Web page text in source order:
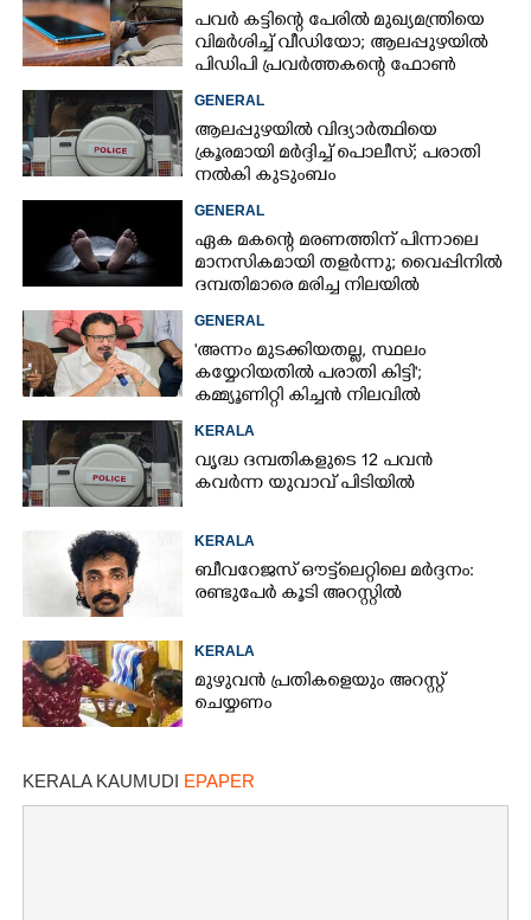
പവർ കട്ടിന്റെ പേരിൽ മുഖ്യമന്ത്രിയെ
വിമർശിച്ച് വീഡിയോ; ആലപ്പുഴയിൽ
പിഡിപി പ്രവർത്തകന്റെ ഫോൺ
പൊലീസ് പിടിച്ചെടുത്തു
GENERAL
ആലപ്പുഴയിൽ വിദ്യാർത്ഥിയെ
ക്രൂരമായി മർദ്ദിച്ച് പൊലീസ്; പരാതി
നൽകി കുടുംബം
GENERAL
ഏക മകന്റെ മരണത്തിന് പിന്നാലെ
മാനസികമായി തളർന്നു; വൈപ്പിനിൽ
ദമ്പതിമാരെ മരിച്ച നിലയിൽ
കണ്ടെത്തി
GENERAL
'അന്നം മുടക്കിയതല്ല, സ്ഥലം
കയ്യേറിയതിൽ പരാതി കിട്ടി';
കമ്മ്യൂണിറ്റി കിച്ചൻ നിലവിൽ
ആലപ്പുഴയിൽ മാത്രമെന്ന് മന്ത്രി
KERALA
വൃദ്ധ ദമ്പതികളുടെ 12 പവൻ
കവർന്ന യുവാവ് പിടിയിൽ
KERALA
ബീവറേജസ് ഔട്ട്‌ലെറ്റിലെ മർദ്ദനം:
രണ്ടുപേർ കൂടി അറസ്റ്റിൽ
KERALA
മുഴുവൻ പ്രതികളെയും അറസ്റ്റ്
ചെയ്യണം
KERALA KAUMUDI EPAPER